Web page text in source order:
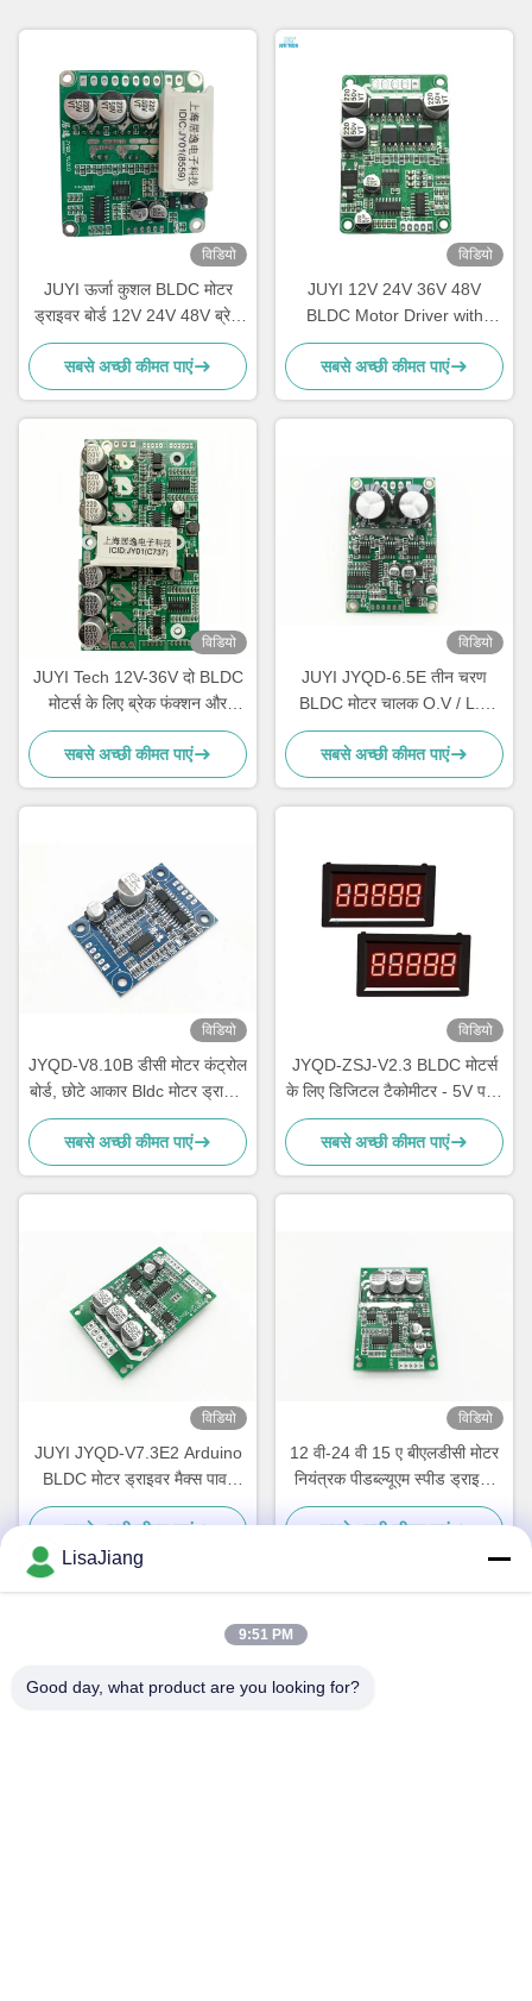
विडियो
JUYI ऊर्जा कुशल BLDC मोटर
ड्राइवर बोर्ड 12V 24V 48V ब्रेक
समारोह के साथ
सबसे अच्छी कीमत पाएं
विडियो
JUYI 12V 24V 36V 48V
BLDC Motor Driver with
JY01 IC and Wide Voltage
Compatibility for 10A Current
सबसे अच्छी कीमत पाएं
विडियो
JUYI Tech 12V-36V दो BLDC
मोटर्स के लिए ब्रेक फंक्शन और
PWM नियंत्रण के साथ दो BLDC
मोटर नियंत्रक
सबसे अच्छी कीमत पाएं
विडियो
JUYI JYQD-6.5E तीन चरण
BLDC मोटर चालक O.V / L.V
सुरक्षा PWM आवृत्ति 1-20KHZ
सबसे अच्छी कीमत पाएं
विडियो
JYQD-V8.10B डीसी मोटर कंट्रोल
बोर्ड, छोटे आकार Bldc मोटर ड्राइवर
बोर्ड
सबसे अच्छी कीमत पाएं
विडियो
JYQD-ZSJ-V2.3 BLDC मोटर्स
के लिए डिजिटल टैकोमीटर - 5V पल्स
सिग्नल RPM मीटर | उच्च-सटीक
गति प्रदर्शन 0–99999RPM |
JYQD मोटर ड्राइवरों के साथ संगत
सबसे अच्छी कीमत पाएं
विडियो
JUYI JYQD-V7.3E2 Arduino
BLDC मोटर ड्राइवर मैक्स पावर
500W हॉल इफेक्ट 120° पर हॉल के
साथ
सबसे अच्छी कीमत पाएं
विडियो
12 वी-24 वी 15 ए बीएलडीसी मोटर
नियंत्रक पीडब्ल्यूएम स्पीड ड्राइवर
सेंसरलेस बीएलडीसी मोटर के लिए
JYQD-V6.3E2
सबसे अच्छी कीमत पाएं
LisaJiang
9:51 PM
Good day, what product are you looking for?